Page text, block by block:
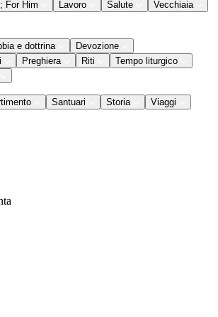
For Him
Lavoro Salute
Vecchiaia
e dottrina
Devozione
Preghiera Riti
Tempo liturgico
Santuari Storia Viaggi